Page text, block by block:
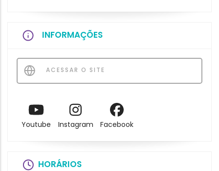
INFORMAÇÕES
ACESSAR O SITE
Youtube Instagram Facebook
HORÁRIOS